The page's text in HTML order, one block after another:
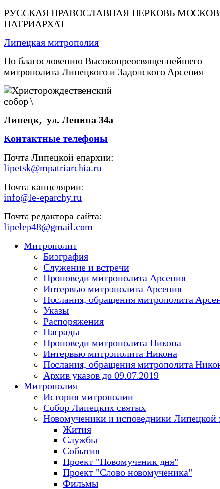
РУССКАЯ ПРАВОСЛАВНАЯ ЦЕРКОВЬ
ПАТРИАРХАТ
Липецкая митрополия
По благословению Высокопреосвященнейшего
митрополита Липецкого и Задонского Арсения
Липецк, ул. Ленина 34а
Контактные телефоны
Почта Липецкой епархии:
lipetsk@mpatriarchia.ru
Почта канцелярии:
info@le-eparchy.ru
Почта редактора сайта:
lipelep48@gmail.com
Митрополит
Биография
Служение и встречи
Проповеди митрополита Арсения
Интервью митрополита Арсения
Послания, обращения митрополита
Указы
Распоряжения
Награды
Проповеди митрополита Никона
Интервью митрополита Никона
Послания, обращения митрополита
Архив указов до 09.07.2019
Митрополия
История митрополии
Собор Липецких святых
Новомученики и исповедники Липецкой
Жития
Службы
События
Проект "Новомученик дня"
Проект "Слово новомученика"
Фильмы